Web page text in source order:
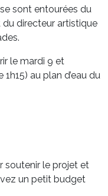
sont entourées du
directeur artistique
le mardi 9 et
au plan d’eau du
soutenir le projet et
un petit budget